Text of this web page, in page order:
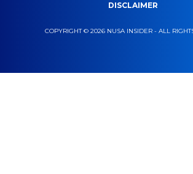
DISCLAIMER
COPYRIGHT © 2026 NUSA INSIDER - ALL